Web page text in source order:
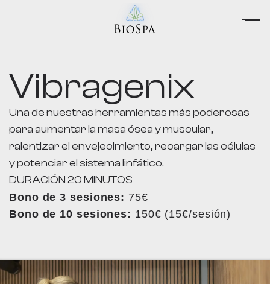
Vibragenix
Una de nuestras herramientas más poderosas
para aumentar la masa ósea y muscular,
ralentizar el envejecimiento, recargar las células
y potenciar el sistema linfático.
DURACIÓN 20 MINUTOS
Bono de 3 sesiones: 75€
Bono de 10 sesiones: 150€ (15€/sesión)